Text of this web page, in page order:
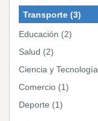
Transporte (3)
Educación (2)
Salud (2)
Ciencia y Tecnología
Comercio (1)
Deporte (1)